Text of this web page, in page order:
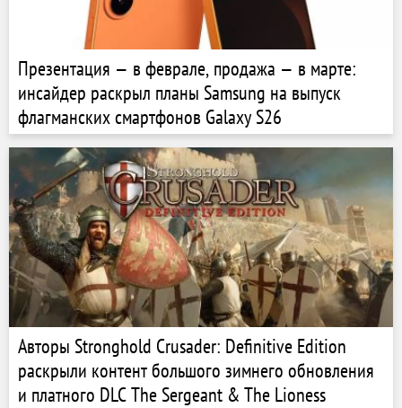
Презентация — в феврале, продажа — в марте:
инсайдер раскрыл планы Samsung на выпуск
флагманских смартфонов Galaxy S26
Авторы Stronghold Crusader: Definitive Edition
раскрыли контент большого зимнего обновления
и платного DLC The Sergeant & The Lioness